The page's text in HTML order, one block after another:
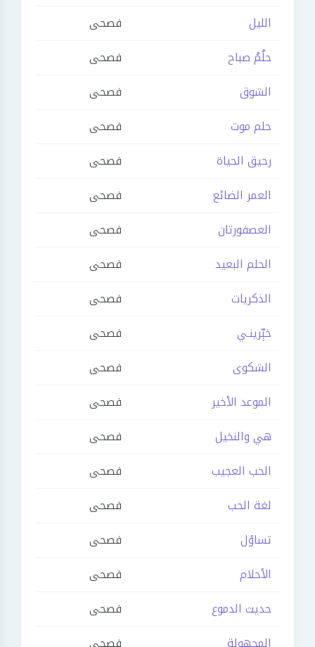
الليل
فصحى
حلُمُ صباح
فصحى
الشوق
فصحى
حلم موت
فصحى
رحيق الحياة
فصحى
العمر الضائع
فصحى
العصفورتان
فصحى
الحلم البعيد
فصحى
الذكريات
فصحى
خبِّرينـي
فصحى
الشكوى
فصحى
الموعد الأخير
فصحى
هي والنخيل
فصحى
الحب العجيب
فصحى
لغة الحب
فصحى
تساؤل
فصحى
الأحلام
فصحى
حديث الدموع
فصحى